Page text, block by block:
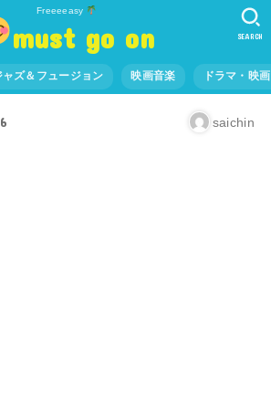
Freeeeasy
must go on
ャズ＆フュージョン 映画音楽 ドラマ・映
SEARCH
saichin